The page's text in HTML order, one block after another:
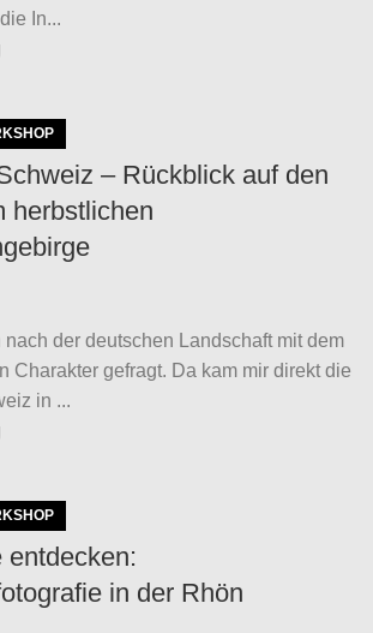
In...
– Rückblick auf den
herbstlichen
nach der deutschen Landschaft mit dem
Charakter gefragt. Da kam mir direkt die
in ...
entdecken:
in der Rhön